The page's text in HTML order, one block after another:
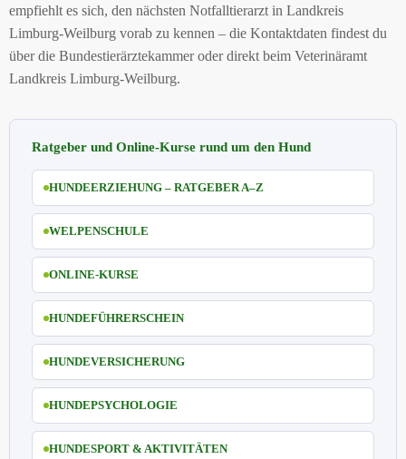
empfiehlt es sich, den nächsten Notfalltierarzt in Landkreis
Limburg-Weilburg vorab zu kennen – die Kontaktdaten findest du
über die Bundestierärztekammer oder direkt beim Veterinäramt
Landkreis Limburg-Weilburg.
Ratgeber und Online-Kurse rund um den Hund
HUNDEERZIEHUNG – RATGEBER A–Z
WELPENSCHULE
ONLINE-KURSE
HUNDEFÜHRERSCHEIN
HUNDEVERSICHERUNG
HUNDEPSYCHOLOGIE
HUNDESPORT & AKTIVITÄTEN